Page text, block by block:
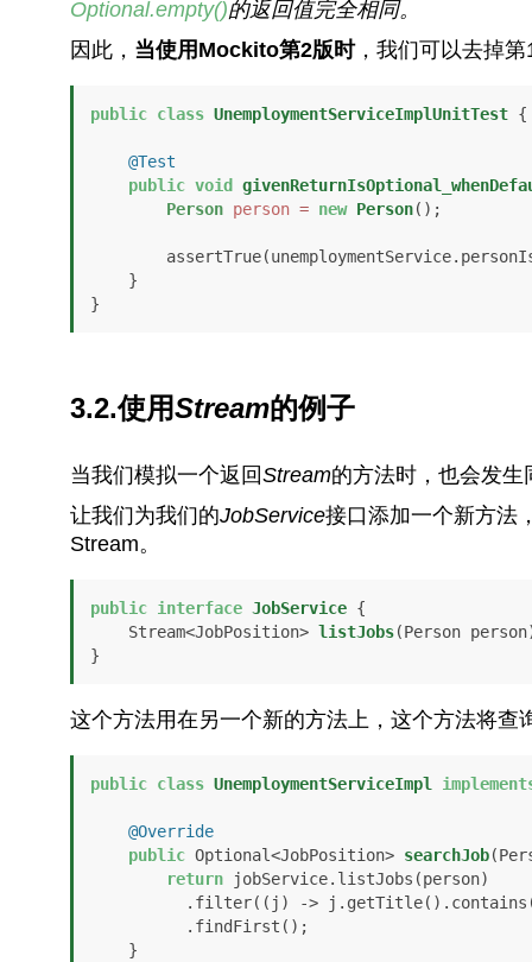
Optional.empty()的返回值完全相同。
因此， 当使用Mockito第2版时，我们可以去掉
public class UnemploymentServiceImplUnitTest {
@Test
public void
Person person = new Person();
}
3.2.使用Stream的例子
当我们模拟一个返回Stream的方法时，也会发生
让我们为我们的JobService接口添加一个新方法
Stream。
public interface JobService {
    Stream<JobPosition>
listJobs(Person
}
这个方法用在另一个新的方法上，这个方法将
public class UnemploymentServiceImpl
@Override
public Optional<JobPosition> searchJob
return jobService.listJobs(person)